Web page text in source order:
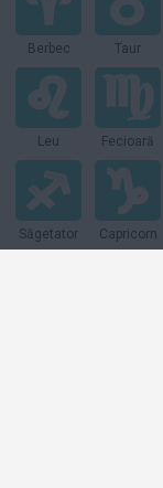
Berbec Taur
Leu Fecioară
Săgetator Capricorn